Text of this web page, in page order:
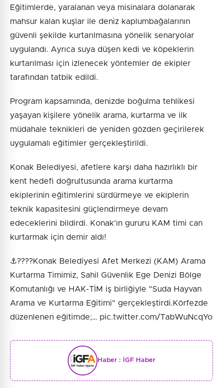
Eğitimlerde, yaralanan veya misinalara dolanarak
mahsur kalan kuşlar ile deniz kaplumbağalarının
güvenli şekilde kurtarılmasına yönelik senaryolar
uygulandı. Ayrıca suya düşen kedi ve köpeklerin
kurtarılması için izlenecek yöntemler de ekipler
tarafından tatbik edildi.
Program kapsamında, denizde boğulma tehlikesi
yaşayan kişilere yönelik arama, kurtarma ve ilk
müdahale teknikleri de yeniden gözden geçirilerek
uygulamalı eğitimler gerçekleştirildi.
Konak Belediyesi, afetlere karşı daha hazırlıklı bir
kent hedefi doğrultusunda arama kurtarma
ekiplerinin eğitimlerini sürdürmeye ve ekiplerin
teknik kapasitesini güçlendirmeye devam
edeceklerini bildirdi. Konak’ın gururu KAM timi can
kurtarmak için demir aldı!
⚓️????Konak Belediyesi Afet Merkezi (KAM) Arama
Kurtarma Timimiz, Sahil Güvenlik Ege Denizi Bölge
Komutanlığı ve HAK-TİM iş birliğiyle "Suda Hayvan
Arama ve Kurtarma Eğitimi" gerçekleştirdi.Körfezde
düzenlenen eğitimde;… pic.twitter.com/TabWuNcqYo
Haber : İGF Haber